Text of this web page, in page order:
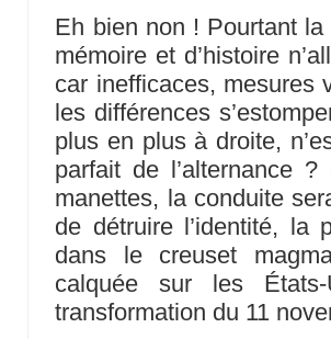
Eh bien non ! Pourtant
mémoire et d’histoire
car inefficaces, mesures
les différences
plus en plus à droite,
parfait de l’alternance
manettes, la conduite
de détruire l’identité, la
dans le creuset
calquée sur les
transformation du 11